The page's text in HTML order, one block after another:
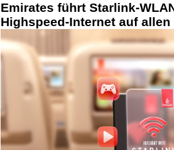
Emirates führt Starlink-
Highspeed-Internet auf